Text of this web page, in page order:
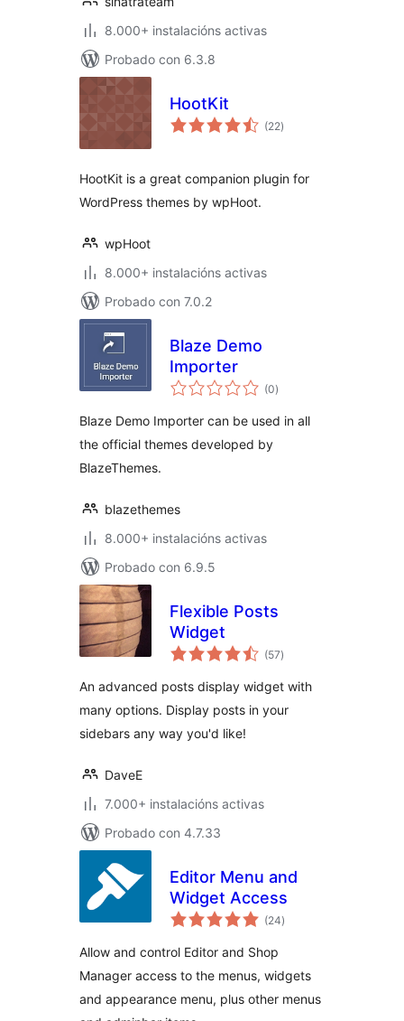
8.000+ instalacións activas
Probado con 6.3.8
HootKit
(22valoracións
totais
)
HootKit is a great companion plugin for
WordPress themes by wpHoot.
wpHoot
8.000+ instalacións activas
Probado con 7.0.2
Blaze Demo
Importer
(0valoracións
totais
)
Blaze Demo Importer can be used in all
the official themes developed by
BlazeThemes.
blazethemes
8.000+ instalacións activas
Probado con 6.9.5
Flexible Posts
Widget
(57valoracións
totais
)
An advanced posts display widget with
many options. Display posts in your
sidebars any way you'd like!
DaveE
7.000+ instalacións activas
Probado con 4.7.33
Editor Menu and
Widget Access
(24valoracións
totais
)
Allow and control Editor and Shop
Manager access to the menus, widgets
and appearance menu, plus other menus